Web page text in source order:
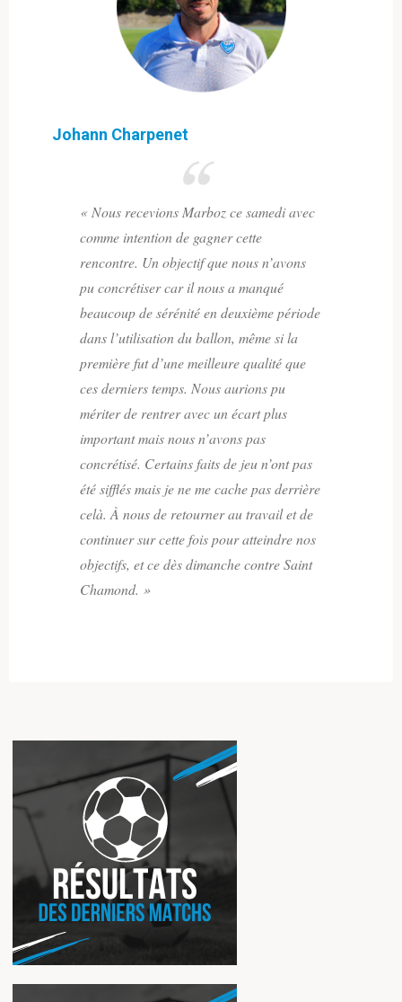
Johann Charpenet
« Nous recevions Marboz ce samedi avec
comme intention de gagner cette
rencontre. Un objectif que nous n’avons
pu concrétiser car il nous a manqué
beaucoup de sérénité en deuxième période
dans l’utilisation du ballon, même si la
première fut d’une meilleure qualité que
ces derniers temps. Nous aurions pu
mériter de rentrer avec un écart plus
important mais nous n’avons pas
concrétisé. Certains faits de jeu n’ont pas
été sifflés mais je ne me cache pas derrière
celà. À nous de retourner au travail et de
continuer sur cette fois pour atteindre nos
objectifs, et ce dès dimanche contre Saint
Chamond. »